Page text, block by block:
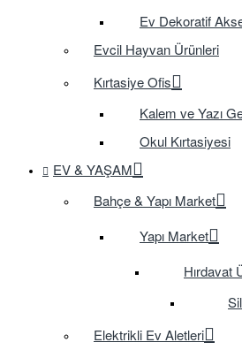
Ev Dekoratif
Evcil Hayvan Ürünleri
Kırtasiye Ofis
Kalem ve Yazı
Okul Kırtasiyesi
EV & YAŞAM
Bahçe & Yapı Market
Yapı Market
Hırdavat
Elektrikli Ev Aletleri